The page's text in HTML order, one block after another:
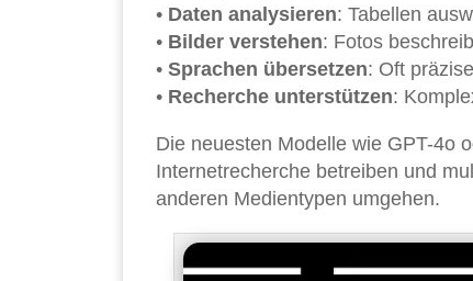
• Daten analysieren: Tabellen
• Bilder verstehen: Fotos
• Sprachen übersetzen: Oft
• Recherche unterstützen:
Die neuesten Modelle wie GPT-4o
Internetrecherche betreiben und
anderen Medientypen umgehen.